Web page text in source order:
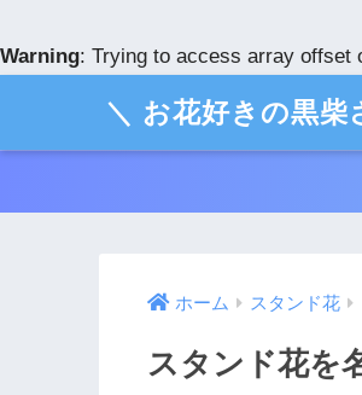
Warning: Trying to access array offset
＼ お花好きの黒柴
ホーム スタンド花
スタンド花を